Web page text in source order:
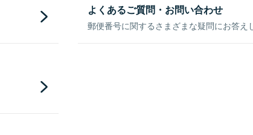
よくあるご質問・お問い合わせ
郵便番号に関するさまざまな疑問にお答え